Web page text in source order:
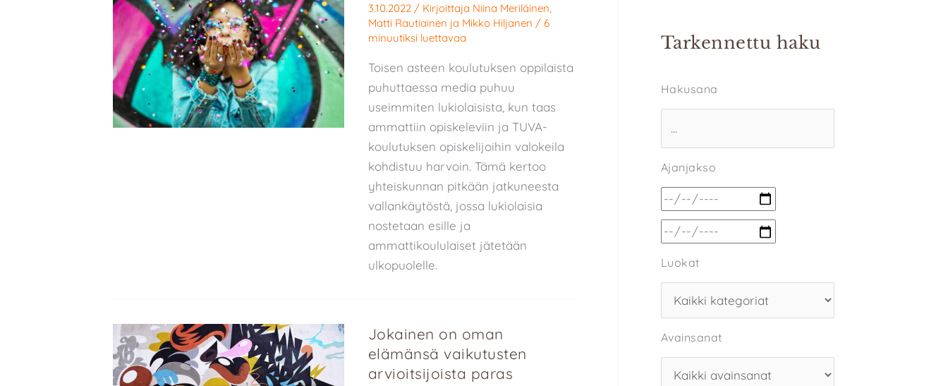
3.10.2022 / Kirjoittaja Niina Meriläinen
Matti Rautiainen ja Mikko Hiljanen / 6
minuutiksi luettavaa
Toisen asteen koulutuksen oppilaista
puhuttaessa media puhuu
useimmiten lukiolaisista, kun taas
ammattiin opiskeleviin ja TUVA-
koulutuksen opiskelijoihin valokeila
kohdistuu harvoin. Tämä kertoo
yhteiskunnan pitkään jatkuneesta
vallankäytöstä, jossa lukiolaisia
nostetaan esille ja
ammattikoululaiset jätetään
ulkopuolelle.
Jokainen on oman
elämänsä vaikutusten
arvioitsijoista paras
Tarkennettu haku
Hakusana
Ajanjakso
Luokat
Avainsanat